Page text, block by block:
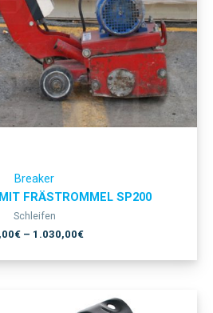
Breaker
FRÄSTROMMEL SP200
Schleifen
€– 1.030,00€